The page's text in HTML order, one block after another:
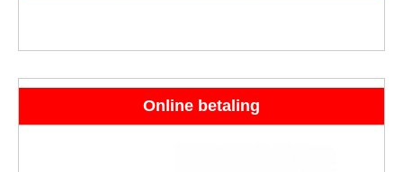
Online betaling